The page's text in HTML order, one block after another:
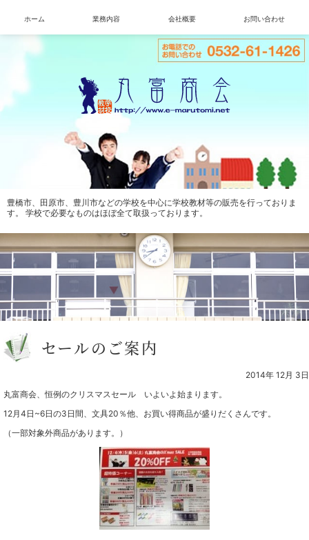
ホーム 業務内容 会社概要 お問い合わせ
豊橋市、田原市、豊川市などの学校を中心に学校教材等の販売を行っておりま
す。 学校で必要なものはほぼ全て取扱っております。
セールのご案内
2014年 12月 3日
丸富商会、恒例のクリスマスセール いよいよ始まります。
12月4日~6日の3日間、文具20％他、お買い得商品が盛りだくさんです。
（一部対象外商品があります。）